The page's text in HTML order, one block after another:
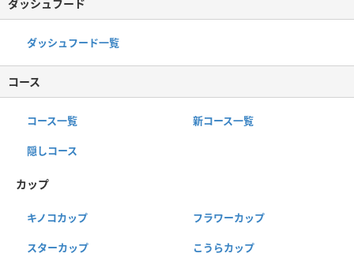
ダッシュフード
ダッシュフード一覧
コース
コース一覧 新コース一覧
隠しコース
カップ
キノコカップ フラワーカップ
スターカップ こうらカップ